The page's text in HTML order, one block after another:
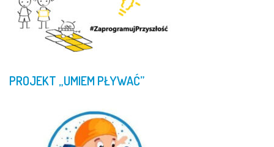
PROJEKT „UMIEMPŁYWAĆ”